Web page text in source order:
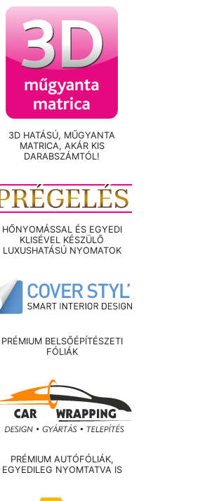
3D HATÁSÚ, MŰGYANTA
MATRICA, AKÁR KIS
DARABSZÁMTÓL!
HŐNYOMÁSSAL ÉS EGYEDI
KLISÉVEL KÉSZÜLŐ
LUXUSHATÁSÚ NYOMATOK
PRÉMIUM BELSŐÉPÍTÉSZETI
FÓLIÁK
PRÉMIUM AUTÓFÓLIÁK,
EGYEDILEG NYOMTATVA IS